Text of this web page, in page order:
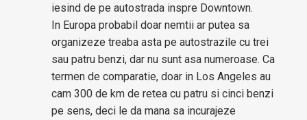
iesind de pe autostrada inspre Downtown.
In Europa probabil doar nemtii ar putea sa
organizeze treaba asta pe autostrazile cu trei
sau patru benzi, dar nu sunt asa numeroase. Ca
termen de comparatie, doar in Los Angeles au
cam 300 de km de retea cu patru si cinci benzi
pe sens, deci le da mana sa incurajeze